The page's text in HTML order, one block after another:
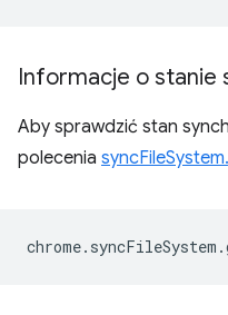
Informacje o stanie
Aby sprawdzić stan
polecenia
chrome. syncFileSystem .